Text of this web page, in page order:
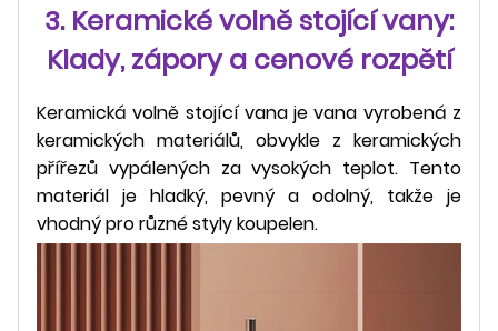
3. Keramické volně stojící vany:
Klady, zápory a cenové rozpětí
Keramická volně stojící vana je vana vyrobená z
keramických materiálů, obvykle z keramických
přířezů vypálených za vysokých teplot. Tento
materiál je hladký, pevný a odolný, takže je
vhodný pro různé styly koupelen.